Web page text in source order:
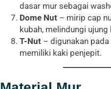
dasar mur sebagai
Dome Nut – mirip cap
kubah, melindungi ujung
T-Nut – digunakan
memiliki kaki penjepit.